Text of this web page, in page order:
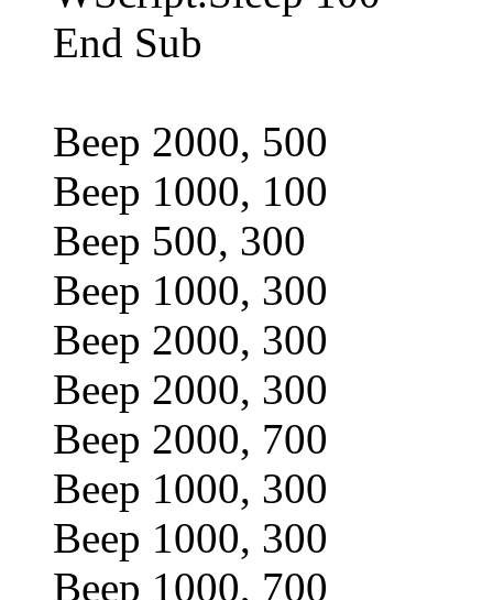
End Sub
Beep 2000, 500
Beep 1000, 100
Beep 500, 300
Beep 1000, 300
Beep 2000, 300
Beep 2000, 300
Beep 2000, 700
Beep 1000, 300
Beep 1000, 300
Beep 1000, 700